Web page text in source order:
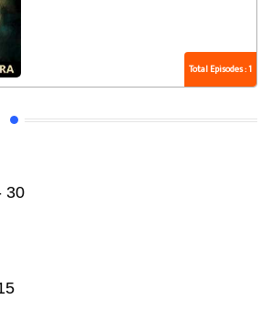
Total Episodes : 1
30